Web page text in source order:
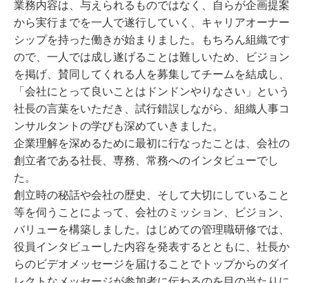
業務内容は、与えられるものではなく、自らが企画提案
から実行までを一人で遂行していく、キャリアオーナー
シップを持った働きが始まりました。もちろん組織です
ので、一人では成し遂げることは難しいため、ビジョン
を掲げ、賛同してくれる人を募集してチームを結成し、
「会社にとって良いことはドンドンやりなさい」という
社長の言葉をいただき、試行錯誤しながら、組織人事コ
ンサルタントの学びも深めていきました。
企業理解を深めるために最初に行なったことは、会社の
創立者である社長、専務、常務へのインタビューでし
た。
創立時の秘話や会社の歴史、そして大切にしていること
等を伺うことによって、会社のミッション、ビジョン、
バリューを構築しました。はじめての管理職研修では、
役員インタビューした内容を発表するとともに、社長か
らのビデオメッセージを届けることでトップからのダイ